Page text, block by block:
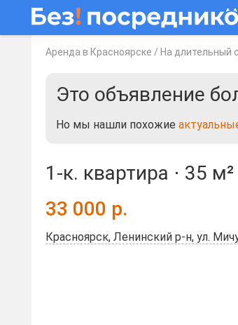
Аренда в Красноярске / На длительный
Это объявление
Но мы нашли похожие
1-к. квартира ⋅ 35 м²
33 000 р.
Красноярск, Ленинский р-н, ул.